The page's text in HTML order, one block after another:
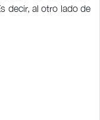
decir, al otro lado de